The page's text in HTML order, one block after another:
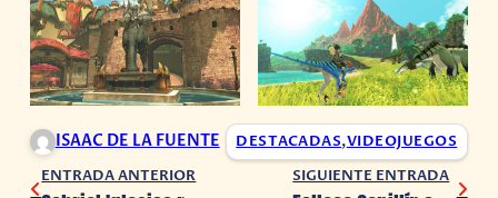
ISAAC DE LA FUENTE DESTACADAS,VIDEOJUEGOS
ENTRADA ANTERIOR
SIGUIENTE ENTRADA